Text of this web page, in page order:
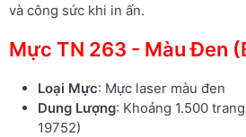
và công sức khi in ấn.
Mực TN 263 - Màu Đen
Loại Mực: Mực laser màu đen
Dung Lượng: Khoảng 1.500
19752)